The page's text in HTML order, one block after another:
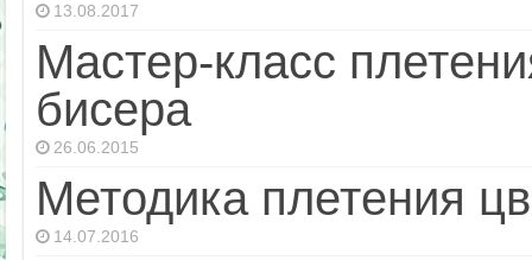
13.08.2017
Мастер-класс
бисера
26.06.2015
Методика плетения
14.07.2016